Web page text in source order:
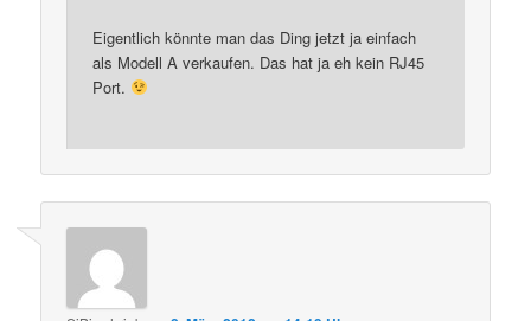
Eigentlich könnte man das Ding jetzt ja einfach
als Modell A verkaufen. Das hat ja eh kein RJ45
Port.